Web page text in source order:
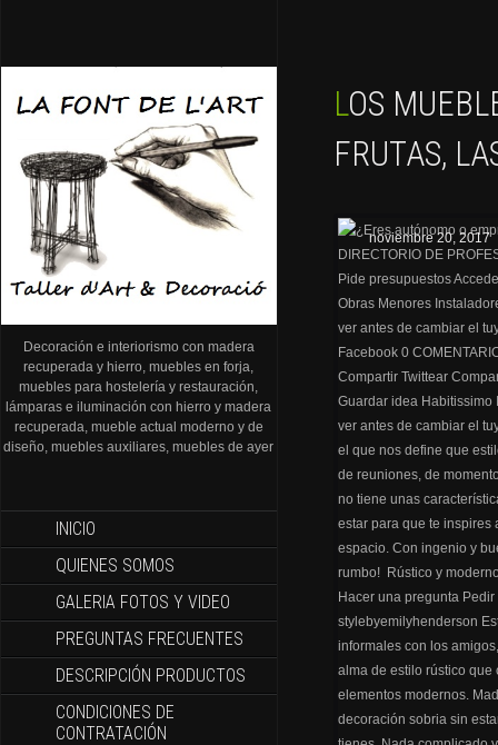
Decoración e interiorismo con madera
recuperada y hierro, muebles en forja,
muebles para hostelería y restauración,
lámparas e iluminación con hierro y madera
recuperada, mueble actual moderno y de
diseño, muebles auxiliares, muebles de ayer
INICIO
QUIENES SOMOS
GALERIA FOTOS Y VIDEO
PREGUNTAS FRECUENTES
DESCRIPCIÓN PRODUCTOS
CONDICIONES DE
CONTRATACIÓN
LOS MUEBLES RECICLADOS, PALETS, CAJAS DE
FRUTAS,
noviembre 20, 2017